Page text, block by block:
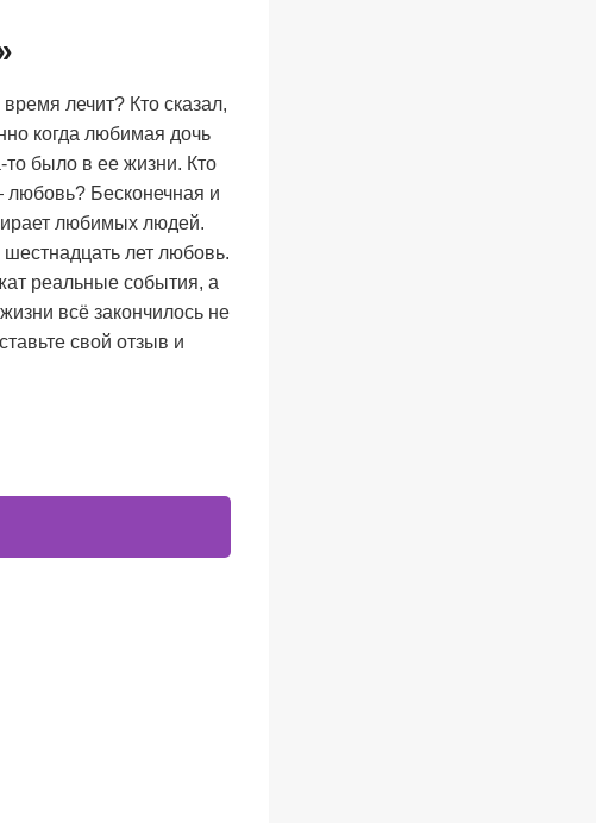
лечит? Кто сказал,
когда любимая дочь
то было в ее жизни. Кто
любовь? Бесконечная и
любимых людей.
лет любовь.
реальные события, а
всё закончилось не
свой отзыв и